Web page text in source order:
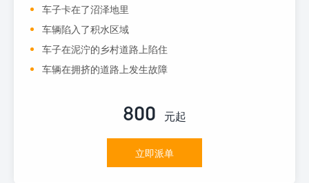
车子卡在了沼泽地里
车辆陷入了积水区域
车子在泥泞的乡村道路上陷住
车辆在拥挤的道路上发生故障
800 元起
立即派单